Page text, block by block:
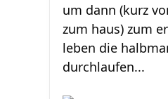
um dann (kurz
zum haus) zum
leben die
durchlaufen...